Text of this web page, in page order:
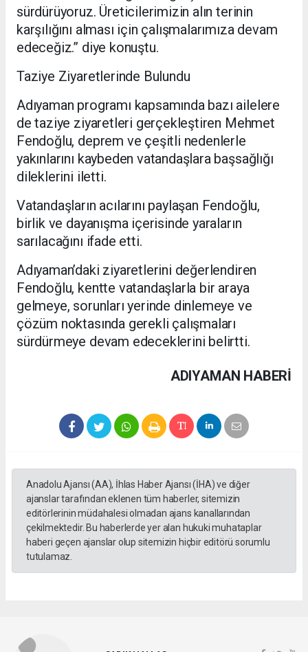
sürdürüyoruz. Üreticilerimizin alın terinin
karşılığını alması için çalışmalarımıza devam
edeceğiz.” diye konuştu.
Taziye Ziyaretlerinde Bulundu
Adıyaman programı kapsamında bazı ailelere
de taziye ziyaretleri gerçekleştiren Mehmet
Fendoğlu, deprem ve çeşitli nedenlerle
yakınlarını kaybeden vatandaşlara başsağlığı
dileklerini iletti.
Vatandaşların acılarını paylaşan Fendoğlu,
birlik ve dayanışma içerisinde yaraların
sarılacağını ifade etti.
Adıyaman’daki ziyaretlerini değerlendiren
Fendoğlu, kentte vatandaşlarla bir araya
gelmeye, sorunları yerinde dinlemeye ve
çözüm noktasında gerekli çalışmaları
sürdürmeye devam edeceklerini belirtti.
ADIYAMAN HABERİ
Anadolu Ajansı (AA), İhlas Haber Ajansı (İHA) ve diğer
ajanslar tarafından eklenen tüm haberler, sitemizin
editörlerinin müdahalesi olmadan ajans kanallarından
çekilmektedir. Bu haberlerde yer alan hukuki muhataplar
haberi geçen ajanslar olup sitemizin hiçbir editörü sorumlu
tutulamaz.